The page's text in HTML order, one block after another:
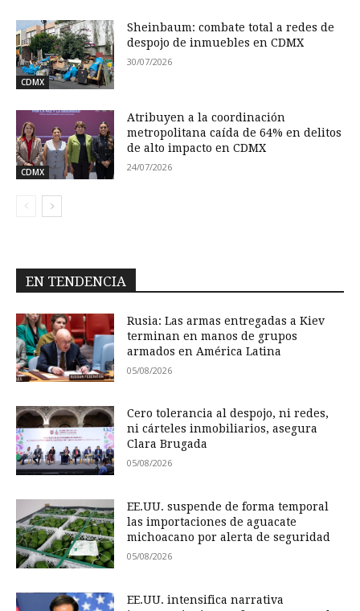
CDMX
Sheinbaum: combate total a redes de
despojo de inmuebles en CDMX
30/07/2026
CDMX
Atribuyen a la coordinación
metropolitana caída de 64% en delitos
de alto impacto en CDMX
24/07/2026
EN TENDENCIA
Rusia: Las armas entregadas a Kiev
terminan en manos de grupos
armados en América Latina
05/08/2026
Cero tolerancia al despojo, ni redes,
ni cárteles inmobiliarios, asegura
Clara Brugada
05/08/2026
EE.UU. suspende de forma temporal
las importaciones de aguacate
michoacano por alerta de seguridad
05/08/2026
EE.UU. intensifica narrativa